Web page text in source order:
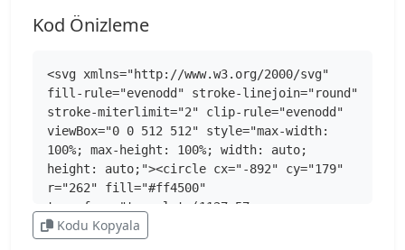
Kod Önizleme
<svg xmlns="http://www.w3.org/2000/svg"
fill-rule="evenodd" stroke-linejoin="round"
stroke-miterlimit="2" clip-rule="evenodd"
viewBox="0 0 512 512" style="max-width:
100%; max-height: 100%; width: auto;
height: auto;"><circle cx="-892" cy="179"
r="262" fill="#ff4500"
transform="translate(1127.57
81.1)scale(.9771)"></circle><g
Kodu Kopyala